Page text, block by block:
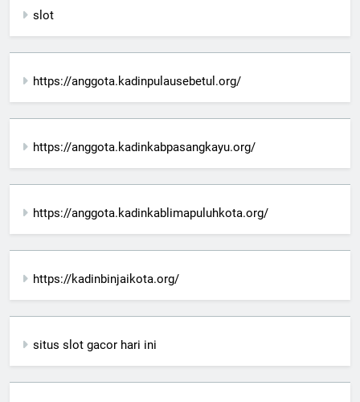
slot
https://anggota.kadinpulausebetul.org/
https://anggota.kadinkabpasangkayu.org/
https://anggota.kadinkablimapuluhkota.org/
https://kadinbinjaikota.org/
situs slot gacor hari ini